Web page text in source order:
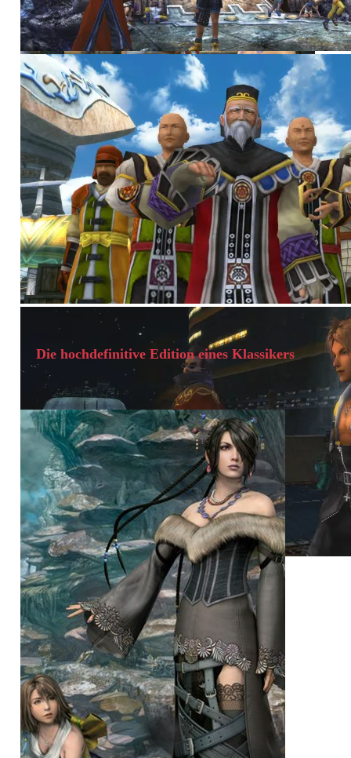
Die hochdefinitive Edition eines Klassikers